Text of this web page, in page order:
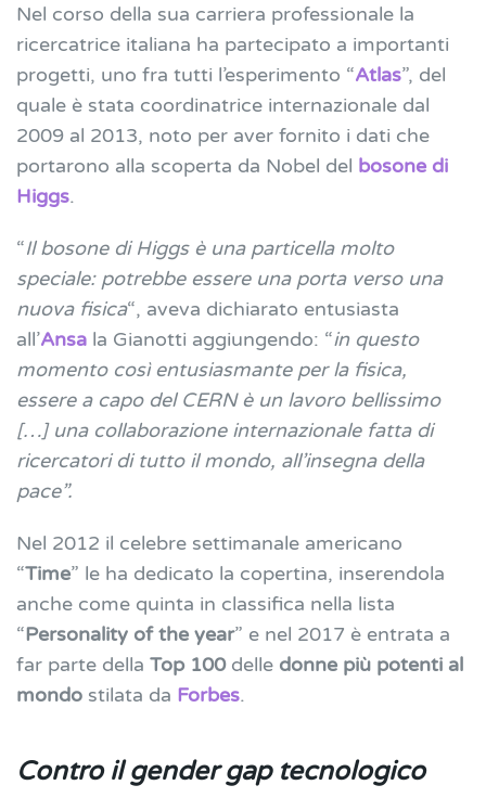
Nel corso della sua carriera professionale la
ricercatrice italiana ha partecipato a importanti
progetti, uno fra tutti l’esperimento “Atlas”, del
quale è stata coordinatrice internazionale dal
2009 al 2013, noto per aver fornito i dati che
portarono alla scoperta da Nobel del bosone di
Higgs.
“Il bosone di Higgs è una particella molto
speciale: potrebbe essere una porta verso una
nuova fisica“, aveva dichiarato entusiasta
all’Ansa la Gianotti aggiungendo: “in questo
momento così entusiasmante per la fisica,
essere a capo del CERN è un lavoro bellissimo
[…] una collaborazione internazionale fatta di
ricercatori di tutto il mondo, all’insegna della
pace”.
Nel 2012 il celebre settimanale americano
“Time” le ha dedicato la copertina, inserendola
anche come quinta in classifica nella lista
“Personality of the year” e nel 2017 è entrata a
far parte della Top 100delle donne più potenti al
mondo stilata da Forbes.
Contro il gender gap tecnologico